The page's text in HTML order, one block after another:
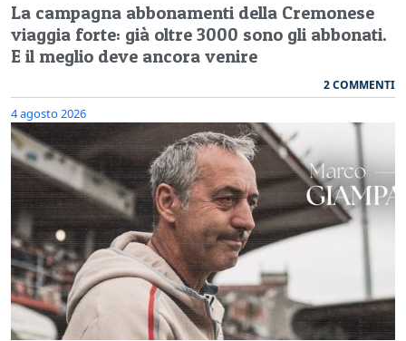
La campagna abbonamenti della Cremonese
viaggia forte: già oltre 3000 sono gli abbonati.
E il meglio deve ancora venire
2 COMMENTI
4 agosto 2026